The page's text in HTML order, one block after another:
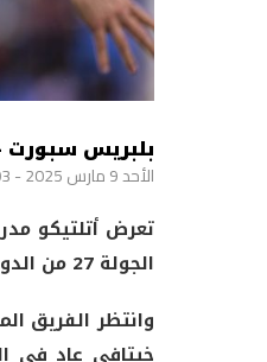
بلبريس سبورت
الأحد 9 مارس 2025 - 16:03
الجولة 27 من الدوري الإسباني.